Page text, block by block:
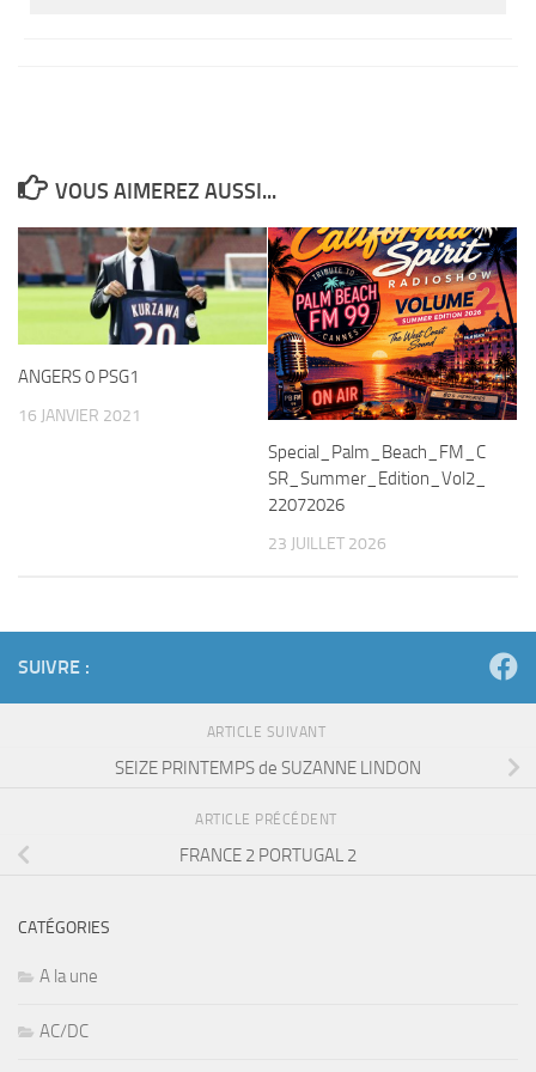
VOUS AIMEREZ AUSSI...
ANGERS 0 PSG1
16 JANVIER 2021
Special_Palm_Beach_FM_C
SR_Summer_Edition_Vol2_
22072026
23 JUILLET 2026
SUIVRE :
ARTICLE SUIVANT
SEIZE PRINTEMPS de SUZANNE LINDON
ARTICLE PRÉCÉDENT
FRANCE 2 PORTUGAL 2
CATÉGORIES
A la une
AC/DC